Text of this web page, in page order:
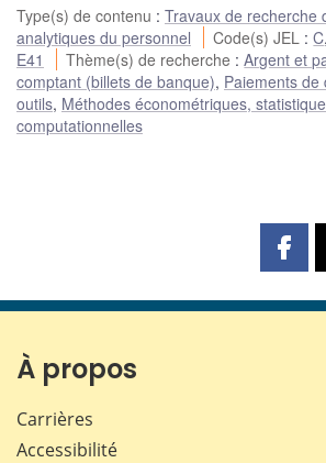
Type(s) de contenu : Travaux de recherche
analytiques du personnel
Code(s) JEL :C
E41
Thème(s) de recherche :Argent et
comptant (billets de banque), Paiements de
outils, Méthodes économétriques,
computationnelles
page
À propos
Carrières
Accessibilité